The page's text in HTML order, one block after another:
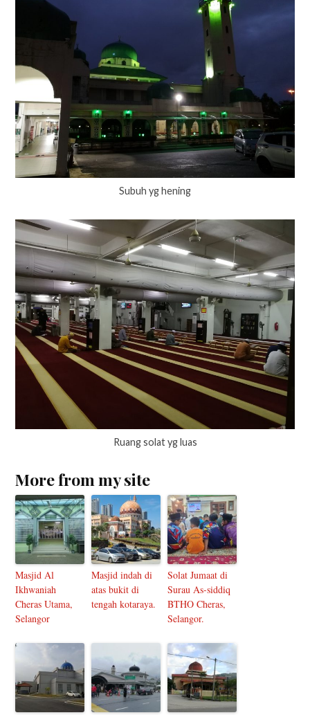
Subuh yg hening
Ruang solat yg luas
More from my site
Masjid Al
Ikhwaniah
Cheras Utama,
Selangor
Masjid indah di
atas bukit di
tengah kotaraya.
Solat Jumaat di
Surau As-siddiq
BTHO Cheras,
Selangor.